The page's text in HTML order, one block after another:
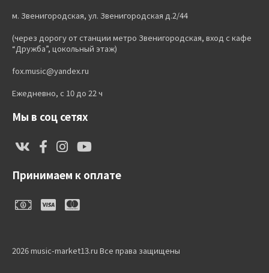
м. Звенигородская, ул. Звенигородская д.2/44
(через дорогу от станции метро Звенигородская, вход с кафе
“Дружба”, цокольный этаж)
fox.music@yandex.ru
Ежедневно, с 10 до 22 ч
Мы в соц сетях
Принимаем к оплате
2026 music-market13.ru Все права защищены